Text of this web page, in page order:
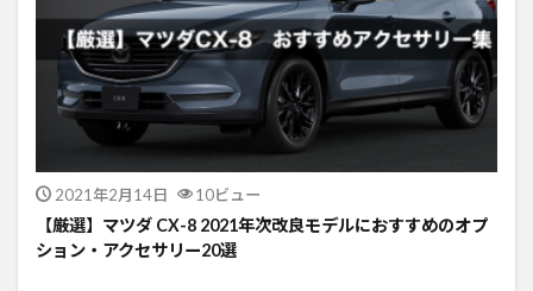
2021年2月14日 10ビュー
【厳選】マツダ CX-8 2021年次改良モデルにおすすめのオプ
ション・アクセサリー20選